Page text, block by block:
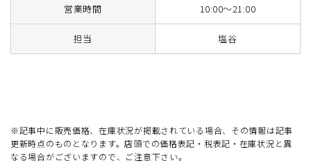
営業時間 10:00～21:00
担当 塩谷
※記事中に販売価格、在庫状況が掲載されている場合、その情報は記事
更新時点のものとなります。店頭での価格表記・税表記・在庫状況と異
なる場合がございますので、ご注意下さい。